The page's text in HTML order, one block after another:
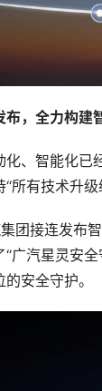
布，全力构建
化、智能化
所有技术升
团接连发布
广汽星灵安
安全守护。